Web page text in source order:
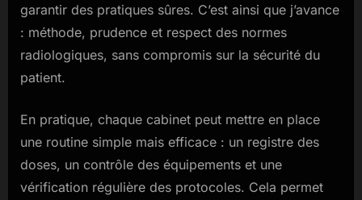
garantir des pratiques sûres. C’est ainsi que j’avance
: méthode, prudence et respect des normes
radiologiques, sans compromis sur la sécurité du
patient.
En pratique, chaque cabinet peut mettre en place
une routine simple mais efficace : un registre des
doses, un contrôle des équipements et une
vérification régulière des protocoles. Cela permet